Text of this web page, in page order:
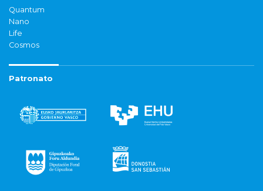
Quantum
Nano
Life
Cosmos
Patronato